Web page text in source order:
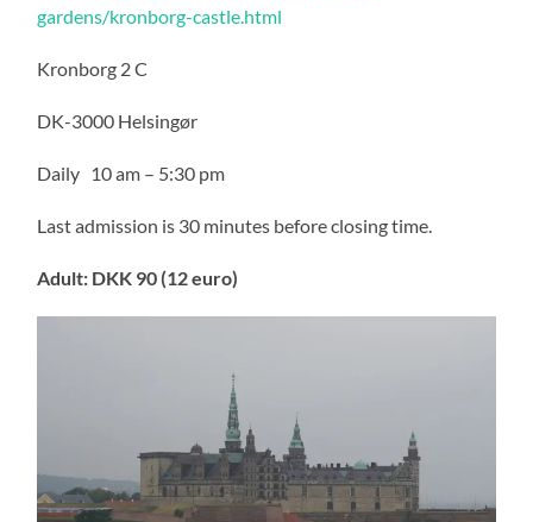
gardens/kronborg-castle.html
Kronborg 2 C
DK-3000 Helsingør
Daily 10 am – 5:30 pm
Last admission is 30 minutes before closing time.
Adult: DKK 90 (12 euro)